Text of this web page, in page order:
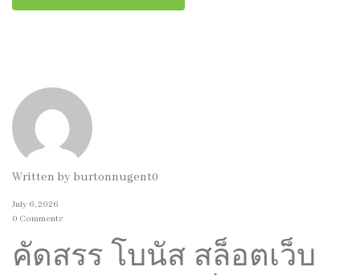
Written by burtonnugent0
July 6, 2026
0 Comments
คัดสรร โบนัส สล็อตเว็บ